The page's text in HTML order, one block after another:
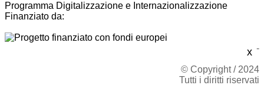
x
Programma Digitalizzazione e Internazionalizzazione
Finanziato da:
-
© Copyright / 2024
Tutti i diritti riservati